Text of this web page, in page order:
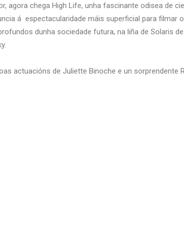
agora chega High Life, unha fascinante odisea de
á espectacularidade máis superficial para filmar
dunha sociedade futura, na liña de Solaris de
actuacións de Juliette Binoche e un sorprendente